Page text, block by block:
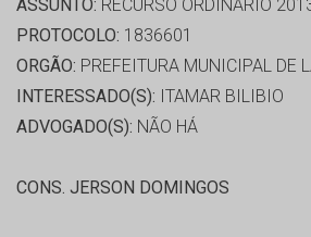
ASSUNTO: RECURSO ORDINÁRIO
PROTOCOLO: 1836601
ORGÃO: PREFEITURA MUNICIPAL DE
INTERESSADO(S): ITAMAR BILIBIO
ADVOGADO(S): NÃO HÁ
CONS. JERSON DOMINGOS